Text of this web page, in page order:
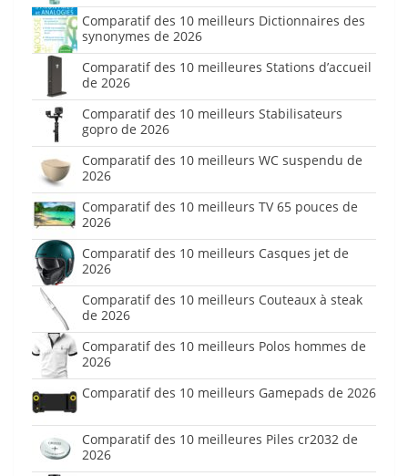
Comparatif des 10 meilleurs Dictionnaires des
synonymes de 2026
Comparatif des 10 meilleures Stations d’accueil
de 2026
Comparatif des 10 meilleurs Stabilisateurs
gopro de 2026
Comparatif des 10 meilleurs WC suspendu de
2026
Comparatif des 10 meilleurs TV 65 pouces de
2026
Comparatif des 10 meilleurs Casques jet de
2026
Comparatif des 10 meilleurs Couteaux à steak
de 2026
Comparatif des 10 meilleurs Polos hommes de
2026
Comparatif des 10 meilleurs Gamepads de 2026
Comparatif des 10 meilleures Piles cr2032 de
2026